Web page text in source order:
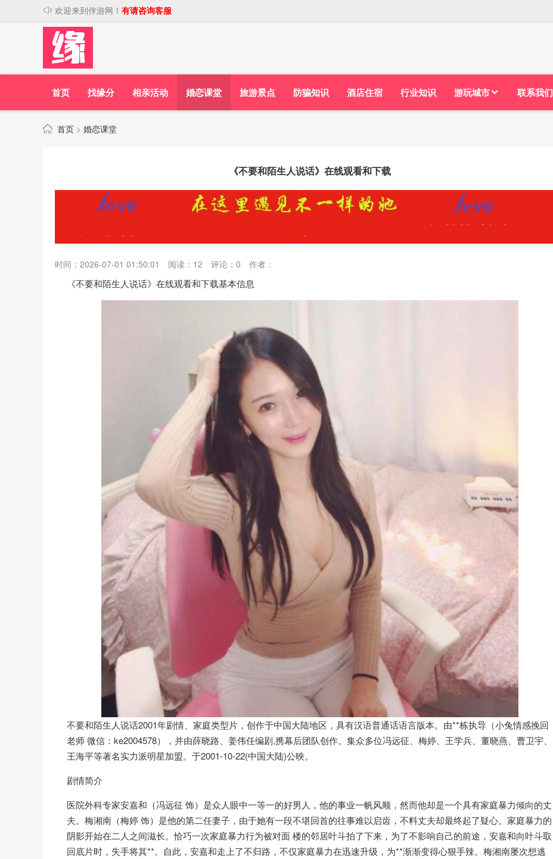
欢迎来到伴游网！ 有请咨询客服
首页 找缘分 相亲活动 婚恋课堂 旅游景点 防骗知识 酒店住宿 行业知识 游玩城市 联系我们
首页 > 婚恋课堂
《不要和陌生人说话》在线观看和下载
时间：2026-07-01 01:50:01 阅读： 12 评论： 0 作者：
《不要和陌生人说话》在线观看和下载基本信息
不要和陌生人说话2001年剧情、家庭类型片，创作于中国大陆地区，具有汉语普通话语言版本。由**栋执导（小兔情感挽回
老师 微信：ke2004578），并由薛晓路、姜伟任编剧,携幕后团队创作。集众多位冯远征、梅婷、王学兵、董晓燕、曹卫宇、
王海平等著名实力派明星加盟。于2001-10-22(中国大陆)公映。
剧情简介
医院外科专家安嘉和（冯远征 饰）是众人眼中一等一的好男人，他的事业一帆风顺，然而他却是一个具有家庭暴力倾向的丈
夫。梅湘南（梅婷 饰）是他的第二任妻子，由于她有一段不堪回首的往事难以启齿，不料丈夫却最终起了疑心。家庭暴力的
阴影开始在二人之间滋长。恰巧一次家庭暴力行为被对面 楼的邻居叶斗拍了下来，为了不影响自己的前途，安嘉和向叶斗取
回底片时，失手将其**。自此，安嘉和走上了不归路，不仅家庭暴力在迅速升级，为**渐渐变得心狠手辣。梅湘南屡次想逃